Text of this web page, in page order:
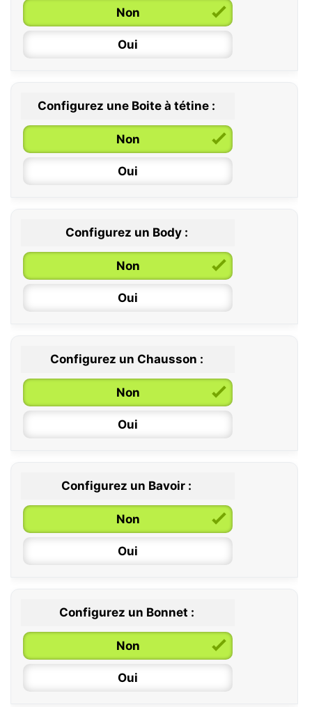
6 / 36 mois
Non
Oui
Configurez une Boite à tétine :
Non
Oui
Configurez un Body :
Non
Oui
0 / 6 mois
6 / 12 mois
12 / 18 mois
Configurez un Chausson :
Non
Oui
Configurez un Bavoir :
Non
Oui
Configurez un Bonnet :
Non
Oui